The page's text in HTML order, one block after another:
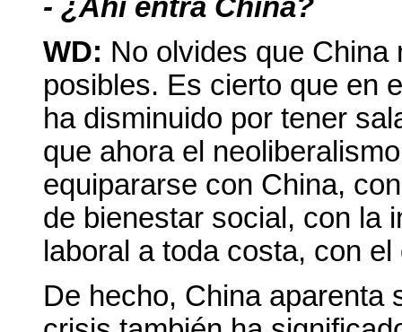
- ¿Ahí entra China?
WD: No olvides que
posibles. Es cierto que en
ha disminuido por tener
que ahora el
equipararse con China,
de bienestar social, con la
laboral a toda costa, con
De hecho, China aparenta